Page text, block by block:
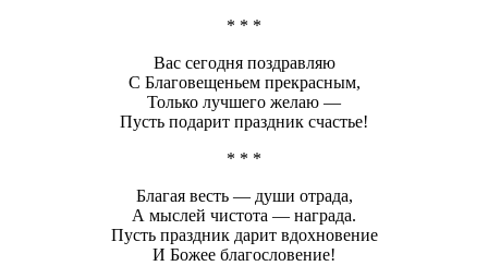
* * *
Вас сегодня поздравляю
С Благовещеньем прекрасным,
Только лучшего желаю —
Пусть подарит праздник счастье!
* * *
Благая весть — души отрада,
А мыслей чистота — награда.
Пусть праздник дарит вдохновение
И Божее благословение!